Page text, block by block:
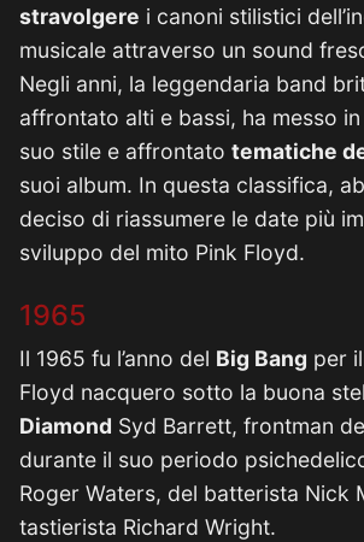
stravolgere i canoni stilistici
musicale attraverso un sound
Negli anni, la leggendaria band
affrontato alti e bassi, ha messo
suo stile e affrontato tematiche
suoi album. In questa classifica,
deciso di riassumere le date più
sviluppo del mito Pink Floyd.
1965
Il 1965 fu l’anno del Big Bang per
Floyd nacquero sotto la buona
Diamond Syd Barrett, frontman
durante il suo periodo
Roger Waters, del batterista Nick
tastierista Richard Wright.